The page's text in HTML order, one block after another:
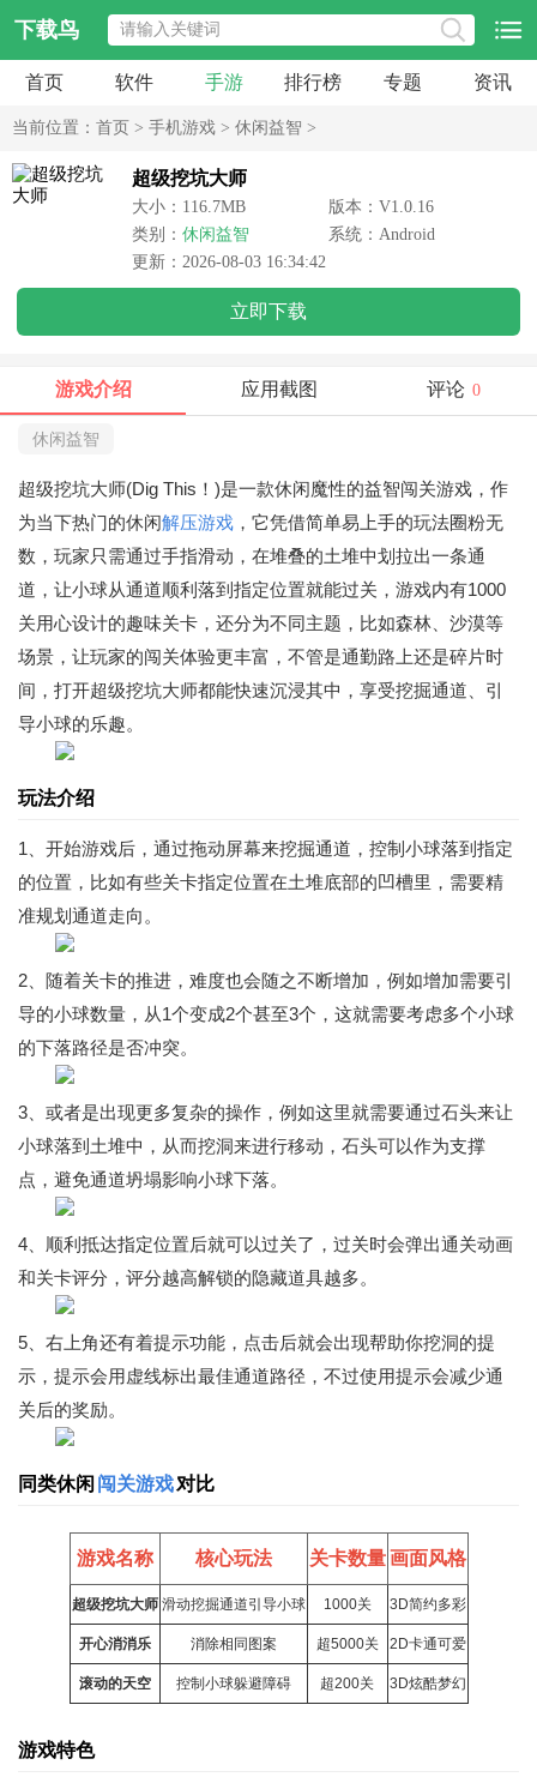
下载鸟
首页 软件 手游 排行榜 专题 资讯
当前位置： 首页 > 手机游戏 > 休闲益智 >
超级挖坑大师
大小：116.7MB
版本：V1.0.16
类别： 休闲益智
系统：Android
更新：2026-08-03 16:34:42
立即下载
游戏介绍 应用截图 评论 0
休闲益智
超级挖坑大师(Dig This！)是一款休闲魔性的益智闯关游戏，作
为当下热门的休闲解压游戏 ，它凭借简单易上手的玩法圈粉无
数，玩家只需通过手指滑动，在堆叠的土堆中划拉出一条通
道，让小球从通道顺利落到指定位置就能过关，游戏内有1000
关用心设计的趣味关卡，还分为不同主题，比如森林、沙漠等
场景，让玩家的闯关体验更丰富，不管是通勤路上还是碎片时
间，打开超级挖坑大师都能快速沉浸其中，享受挖掘通道、引
导小球的乐趣。
玩法介绍
1、开始游戏后，通过拖动屏幕来挖掘通道，控制小球落到指定
的位置，比如有些关卡指定位置在土堆底部的凹槽里，需要精
准规划通道走向。
2、随着关卡的推进，难度也会随之不断增加，例如增加需要引
导的小球数量，从1个变成2个甚至3个，这就需要考虑多个小球
的下落路径是否冲突。
3、或者是出现更多复杂的操作，例如这里就需要通过石头来让
小球落到土堆中，从而挖洞来进行移动，石头可以作为支撑
点，避免通道坍塌影响小球下落。
4、顺利抵达指定位置后就可以过关了，过关时会弹出通关动画
和关卡评分，评分越高解锁的隐藏道具越多。
5、右上角还有着提示功能，点击后就会出现帮助你挖洞的提
示，提示会用虚线标出最佳通道路径，不过使用提示会减少通
关后的奖励。
同类休闲 闯关游戏对比
游戏名称 核心玩法 关卡数量 画面风格
超级挖坑大师 滑动挖掘通道引导小球 1000关 3D简约多彩
开心消消乐 消除相同图案 超5000关 2D卡通可爱
滚动的天空 控制小球躲避障碍 超200关 3D炫酷梦幻
游戏特色